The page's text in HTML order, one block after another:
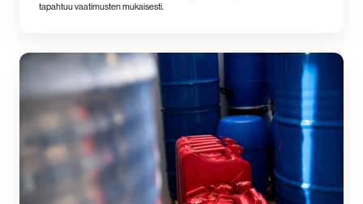
tapahtuu vaatimusten mukaisesti.
Turvallisuusneuvonantaja